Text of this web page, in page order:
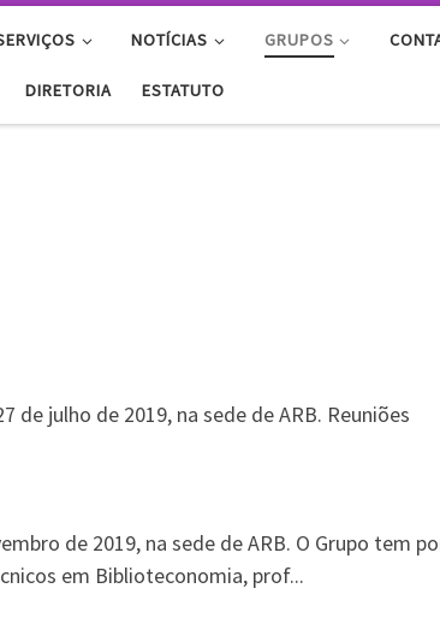
NOTÍCIAS GRUPOS
DIRETORIA ESTATUTO
julho de 2019, na sede de ARB. Reuniões
de 2019, na sede de ARB. O Grupo tem
em Biblioteconomia, prof...